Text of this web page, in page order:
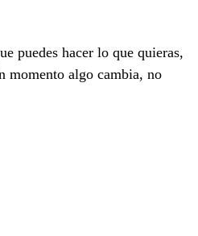
puedes hacer lo que quieras,
momento algo cambia, no